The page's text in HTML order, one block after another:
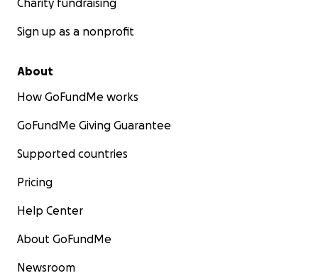
Charity fundraising
Sign up as a nonprofit
About
How GoFundMe works
GoFundMe Giving Guarantee
Supported countries
Pricing
Help Center
About GoFundMe
Newsroom